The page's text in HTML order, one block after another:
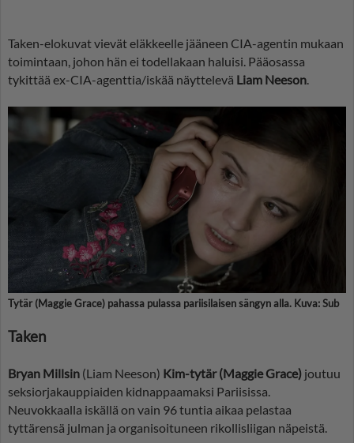
Taken-elokuvat vievät eläkkeelle jääneen CIA-agentin mukaan
toimintaan, johon hän ei todellakaan haluisi. Pääosassa
tykittää ex-CIA-agenttia/iskää näyttelevä Liam Neeson.
Tytär (Maggie Grace) pahassa pulassa pariisilaisen sängyn alla. Kuva: Sub
Taken
Bryan Millsin (Liam Neeson) Kim-tytär (Maggie Grace) joutuu
seksiorjakauppiaiden kidnappaamaksi Pariisissa.
Neuvokkaalla iskällä on vain 96 tuntia aikaa pelastaa
tyttärensä julman ja organisoituneen rikollisliigan näpeistä.